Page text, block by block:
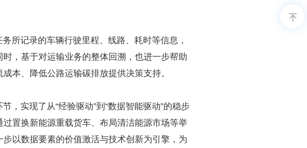
所记录的车辆行驶里程、线路、耗时等信息，
，基于对运输业务的整体回溯，也进一步帮助
本、降低公路运输碳排放提供决策支持。
实现了从“经验驱动”到“数据智能驱动”的稳步
置换新能源重载货车、布局清洁能源市场等举
以数据要素的价值激活与技术创新为引擎，为